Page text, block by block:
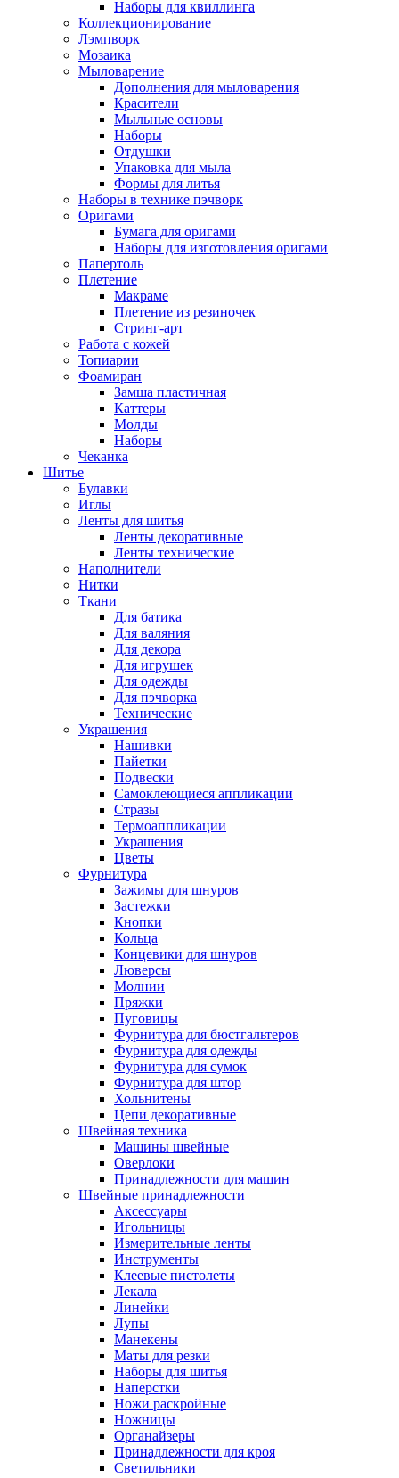
Наборы для квиллинга
Коллекционирование
Лэмпворк
Мозаика
Мыловарение
Дополнения для мыловарения
Красители
Мыльные основы
Наборы
Отдушки
Упаковка для мыла
Формы для литья
Наборы в технике пэчворк
Оригами
Бумага для оригами
Наборы для изготовления оригами
Папертоль
Плетение
Макраме
Плетение из резиночек
Стринг-арт
Работа с кожей
Топиарии
Фоамиран
Замша пластичная
Каттеры
Молды
Наборы
Чеканка
Шитье
Булавки
Иглы
Ленты для шитья
Ленты декоративные
Ленты технические
Наполнители
Нитки
Ткани
Для батика
Для валяния
Для декора
Для игрушек
Для одежды
Для пэчворка
Технические
Украшения
Нашивки
Пайетки
Подвески
Самоклеющиеся аппликации
Стразы
Термоаппликации
Украшения
Цветы
Фурнитура
Зажимы для шнуров
Застежки
Кнопки
Кольца
Концевики для шнуров
Люверсы
Молнии
Пряжки
Пуговицы
Фурнитура для бюстгальтеров
Фурнитура для одежды
Фурнитура для сумок
Фурнитура для штор
Хольнитены
Цепи декоративные
Швейная техника
Машины швейные
Оверлоки
Принадлежности для машин
Швейные принадлежности
Аксессуары
Игольницы
Измерительные ленты
Инструменты
Клеевые пистолеты
Лекала
Линейки
Лупы
Манекены
Маты для резки
Наборы для шитья
Наперстки
Ножи раскройные
Ножницы
Органайзеры
Принадлежности для кроя
Светильники